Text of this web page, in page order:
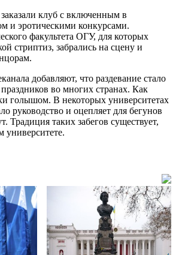
клуб с включенным в
и эротическими конкурсами.
факультета ОГУ, для которых
стриптиз, забрались на сцену и
добавляют, что раздевание стало
во многих странах. Как
голышом. В некоторых университетах
руководство и оцепляет для бегунов
Традиция таких забегов существует,
университете.